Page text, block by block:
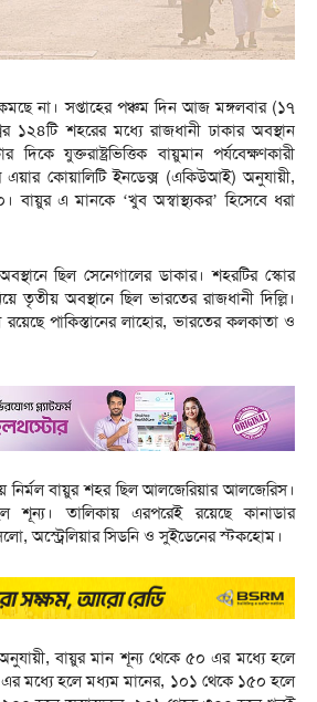
না। সপ্তাহের পঞ্চম দিন আজ মঙ্গলবার (১৭
১২৪টি শহরের মধ্যে রাজধানী ঢাকার অবস্থান
যুক্তরাষ্ট্রভিত্তিক বায়ুমান পর্যবেক্ষণকারী
এয়ার কোয়ালিটি ইনডেক্স (একিউআই) অনুযায়ী,
বায়ুর এ মানকে ‘খুব অস্বাস্থ্যকর’ হিসেবে ধরা
ছিল সেনেগালের ডাকার। শহরটির স্কোর
অবস্থানে ছিল ভারতের রাজধানী দিল্লি।
পাকিস্তানের লাহোর, ভারতের কলকাতা ও
নির্মল বায়ুর শহর ছিল আলজেরিয়ার আলজেরিস।
শূন্য। তালিকায় এরপরেই রয়েছে কানাডার
অস্ট্রেলিয়ার সিডনি ও সুইডেনের স্টকহোম।
বায়ুর মান শূন্য থেকে ৫০ এর মধ্যে হলে
মধ্যে হলে মধ্যম মানের, ১০১ থেকে ১৫০ হলে